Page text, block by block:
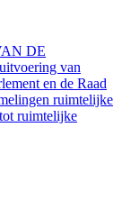
DE
van
en de Raad
ruimtelijke
ruimtelijke